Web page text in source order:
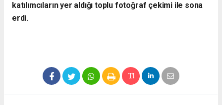
katılımcıların yer aldığı toplu fotoğraf çekimi ile sona
erdi.